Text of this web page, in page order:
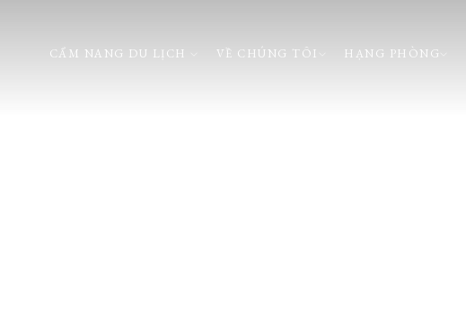
CẨM NANG DU LỊCH VỀ CHÚNG TÔI HẠNG PHÒNG